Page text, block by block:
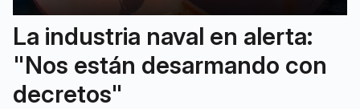
La industria naval en alerta:
"Nos están desarmando con
decretos"